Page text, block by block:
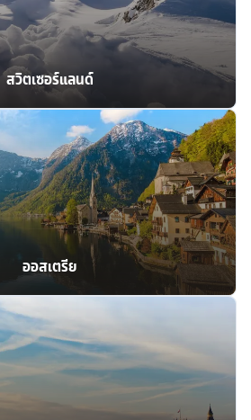
สวิตเซอร์แลนด์
ออสเตรีย